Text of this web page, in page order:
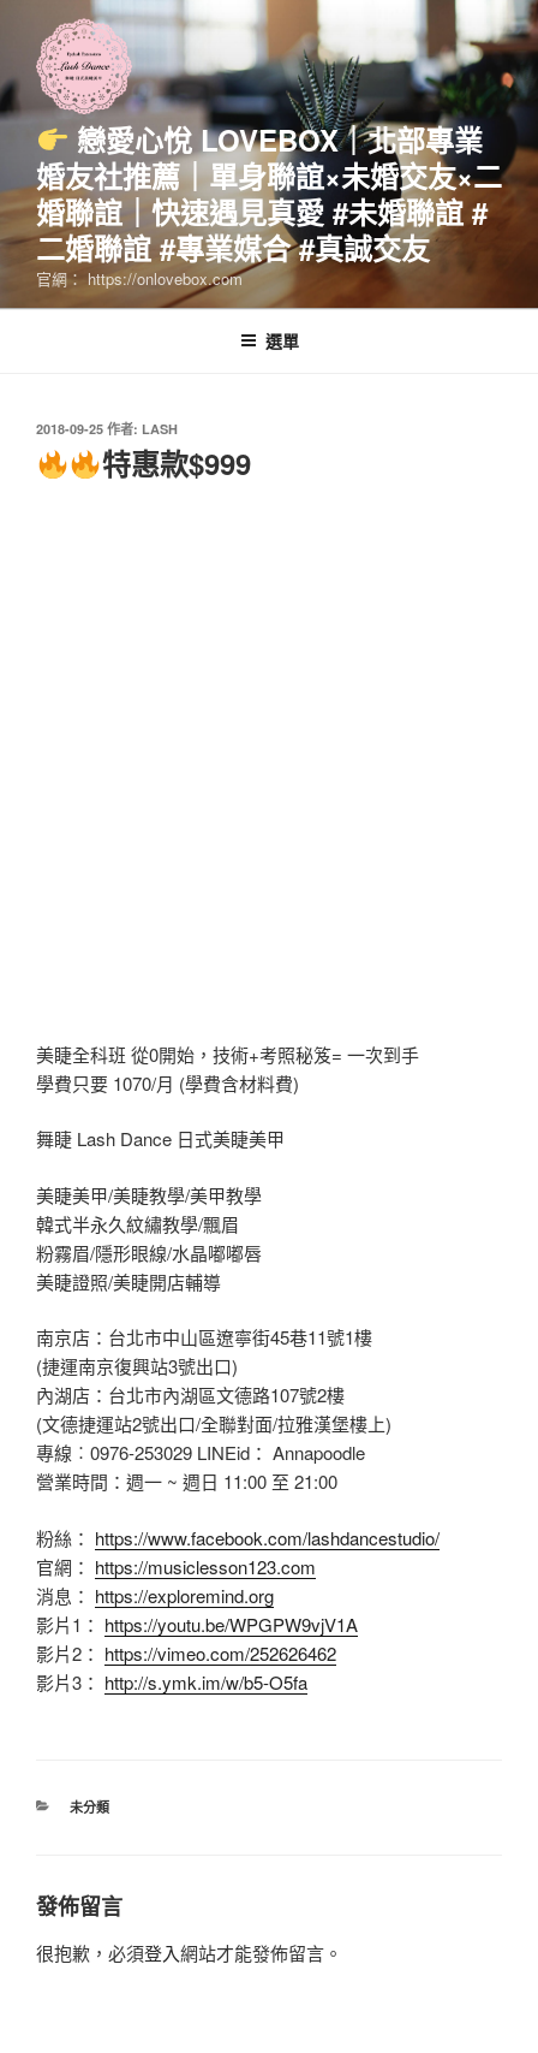
要
戀愛心悅 LOVEBOX｜北部專業
婚友社推薦｜單身聯誼×未婚交友×二
婚聯誼｜快速遇見真愛 #未婚聯誼 #
二婚聯誼 #專業媒合 #真誠交友
官網： https://onlovebox.com
選單
發
佈
於
2018-09-25 作者: LASH
特惠款$999
美睫全科班 從0開始，技術+考照秘笈= 一次到手
學費只要 1070/月 (學費含材料費)
舞睫 Lash Dance 日式美睫美甲
美睫美甲/美睫教學/美甲教學
韓式半永久紋繡教學/飄眉
粉霧眉/隱形眼線/水晶嘟嘟唇
美睫證照/美睫開店輔導
南京店：台北市中山區遼寧街45巷11號1樓
(捷運南京復興站3號出口)
內湖店：台北市內湖區文德路107號2樓
(文德捷運站2號出口/全聯對面/拉雅漢堡樓上)
專線︰0976-253029 LINEid： Annapoodle
營業時間：週一 ~ 週日 11:00 至 21:00
粉絲： https://www.facebook.com/lashdancestudio/
官網： https://musiclesson123.com
消息： https://exploremind.org
影片1： https://youtu.be/WPGPW9vjV1A
影片2： https://vimeo.com/252626462
影片3： http://s.ymk.im/w/b5-O5fa
分
未分類
發佈留言
很抱歉，必須登入網站才能發佈留言。